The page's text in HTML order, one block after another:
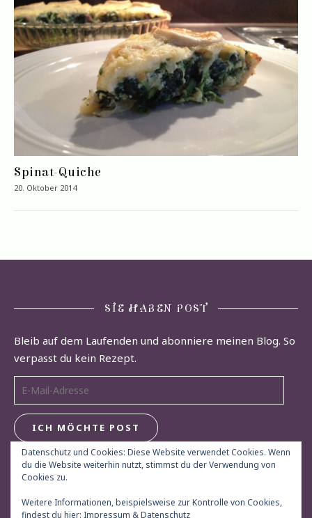
Spinat-Quiche
20. Oktober 2014
SIE HABEN POST
Bleib auf dem Laufenden und abonniere meinen Blog. So
verpasst du kein Rezept.
E-Mail-Adresse
ICH MÖCHTE POST
Datenschutz und Cookies: Diese Website verwendet Cookies. Wenn
du die Website weiterhin nutzt, stimmst du der Verwendung von
Cookies zu.
Weitere Informationen, beispielsweise zur Kontrolle von Cookies,
findest du hier: Impressum & Datenschutz